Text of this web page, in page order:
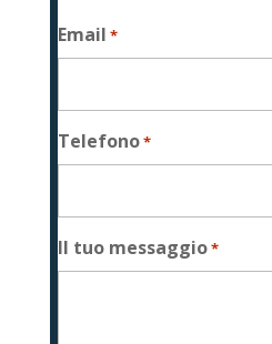
Email *
Telefono*
Il tuo messaggio*